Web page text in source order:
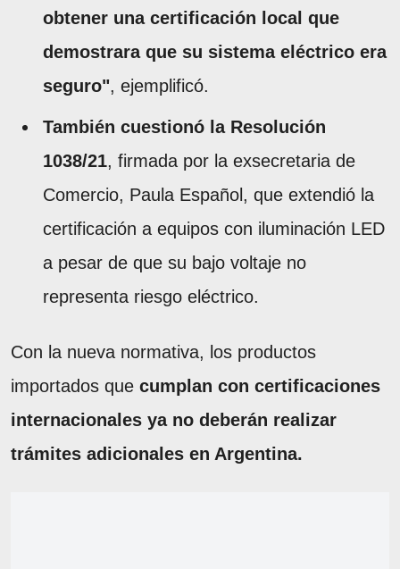
obtener una certificación local que
demostrara que su sistema eléctrico era
seguro", ejemplificó.
También cuestionó la Resolución
1038/21, firmada por la exsecretaria de
Comercio, Paula Español, que extendió la
certificación a equipos con iluminación LED
a pesar de que su bajo voltaje no
representa riesgo eléctrico.
Con la nueva normativa, los productos
importados que cumplan con certificaciones
internacionales ya no deberán realizar
trámites adicionales en Argentina.